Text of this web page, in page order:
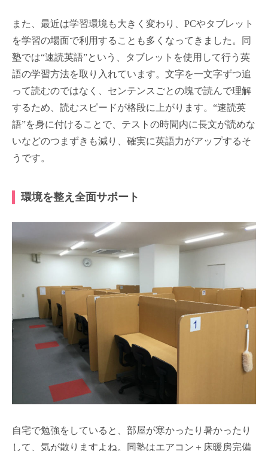
また、最近は学習環境も大きく変わり、PCやタブレット
を学習の場面で利用することも多くなってきました。同
塾では“速読英語”という、タブレットを使用して行う英
語の学習方法を取り入れています。文字を一文字ずつ追
って読むのではなく、センテンスごとの塊で読んで理解
するため、読むスピードが格段に上がります。“速読英
語”を身に付けることで、テストの時間内に長文が読めな
いなどのつまずきも減り、確実に英語力がアップするそ
うです。
環境を整え全面サポート
自宅で勉強をしていると、部屋が寒かったり暑かったり
して、気が散りますよね。同塾はエアコン＋床暖房完備